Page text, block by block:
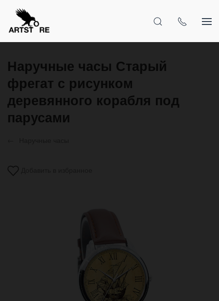
Наручные часы Старый
фрегат с рисунком
деревянного корабля под
парусами